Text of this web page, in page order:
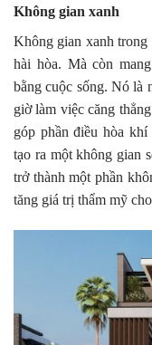
Không gian xanh
Không gian xanh
hài hòa. Mà còn
bằng cuộc sống. Nó là
giờ làm việc căng
góp phần điều hòa
tạo ra một không gian
trở thành một phần
tăng giá trị thẩm mỹ